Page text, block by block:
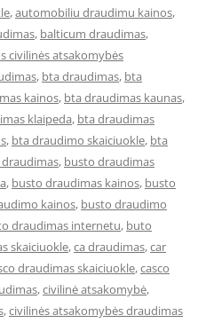
,automobiliu draudimu kainos,
, balticum draudimas,
civilinės atsakomybės
, bta draudimas, bta
kainos, bta draudimas kaunas,
klaipeda, bta draudimas
, bta draudimo skaiciuokle, bta
, busto draudimas
, busto draudimas kainos, busto
kainos, busto draudimo
draudimas internetu, buto
skaiciuokle,ca draudimas,car
draudimas skaiciuokle,casco
,civilinė atsakomybė,
,civilinės atsakomybės draudimas